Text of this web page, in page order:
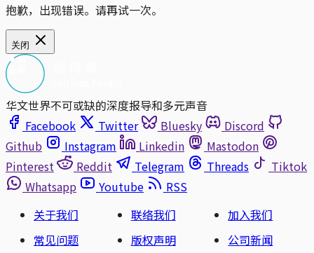
抱歉，出现错误。请再试一次。
关闭
华文世界不可或缺的深度报导和多元声音
Facebook
Twitter Bluesky
Discord
Github
Instagram Linkedin
Mastodon
Pinterest
Reddit Telegram Threads
Tiktok
Whatsapp
Youtube
RSS
关于我们
联络我们
加入我们
常见问题
版权声明
公司新闻